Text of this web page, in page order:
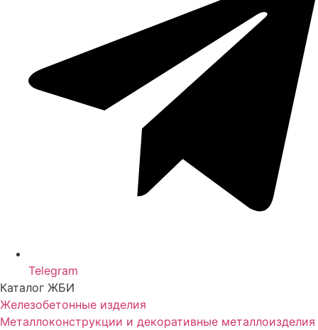
Telegram
Каталог ЖБИ
Железобетонные изделия
Металлоконструкции и декоративные металлоизделия